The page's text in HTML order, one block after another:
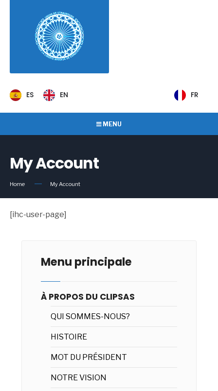
FR
ES EN
MENU
My Account
Home My Account
[ihc-user-page]
Menu principale
À PROPOS DU CLIPSAS
QUI SOMMES-NOUS?
HISTOIRE
MOT DU PRÉSIDENT
NOTRE VISION